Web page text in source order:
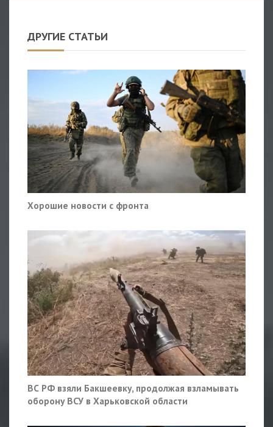
ДРУГИЕ СТАТЬИ
Хорошие новости с фронта
ВС РФ взяли Бакшеевку, продолжая взламывать
оборону ВСУ в Харьковской области